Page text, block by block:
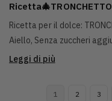
Ricetta per il dolce:
Aiello, Senza zuccheri
Leggi di più
1 2 3